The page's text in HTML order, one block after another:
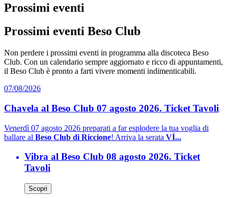
Prossimi eventi
Prossimi eventi Beso Club
Non perdere i prossimi eventi in programma alla discoteca Beso
Club. Con un calendario sempre aggiornato e ricco di appuntamenti,
il Beso Club è pronto a farti vivere momenti indimenticabili.
07/08/2026
Chavela al Beso Club 07 agosto 2026. Ticket Tavoli
Venerdì 07 agosto 2026 preparati a far esplodere la tua voglia di
ballare al Beso Club di Riccione! Arriva la serata VÍ...
Vibra al Beso Club 08 agosto 2026. Ticket
Tavoli
Scopri